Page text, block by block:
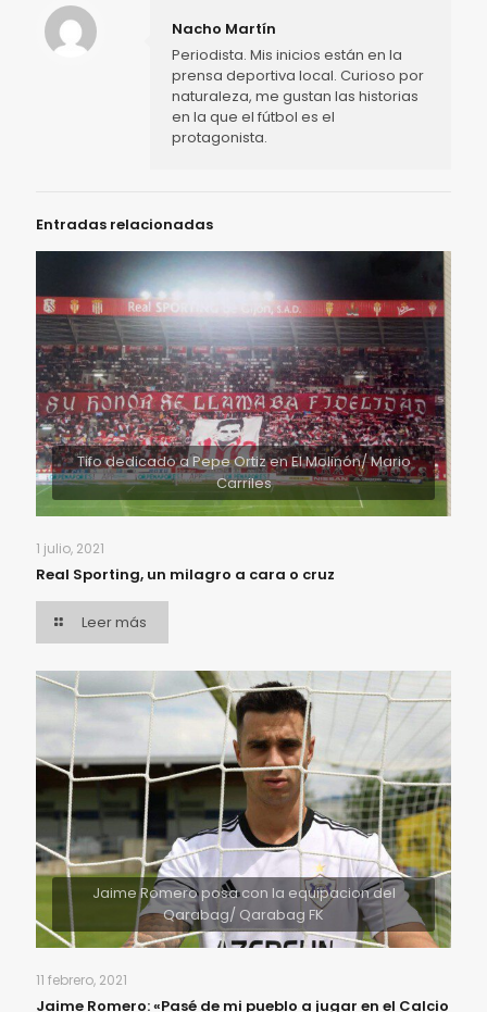
Nacho Martín
Periodista. Mis inicios están en la
prensa deportiva local. Curioso por
naturaleza, me gustan las historias
en la que el fútbol es el
protagonista.
Entradas relacionadas
Tifo dedicado a Pepe Ortiz en El Molinón/ Mario
Carriles
1 julio, 2021
Real Sporting, un milagro a cara o cruz
Leer más
Jaime Romero posa con la equipacion del
Qarabag/ Qarabag FK
11 febrero, 2021
Jaime Romero: «Pasé de mi pueblo a jugar en el Calcio